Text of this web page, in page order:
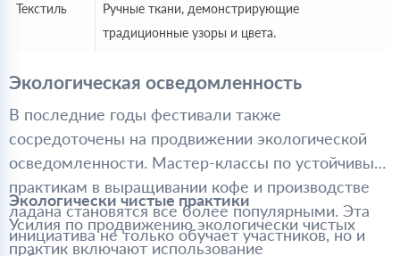
Текстиль
Ручные ткани, демонстрирующие
традиционные узоры и цвета.
Экологическая осведомленность
В последние годы фестивали также
сосредоточены на продвижении экологической
осведомленности. Мастер-классы по устойчивым
практикам в выращивании кофе и производстве
ладана становятся все более популярными. Эта
инициатива не только обучает участников, но и
Экологически чистые практики
Усилия по продвижению экологически чистых
практик включают использование